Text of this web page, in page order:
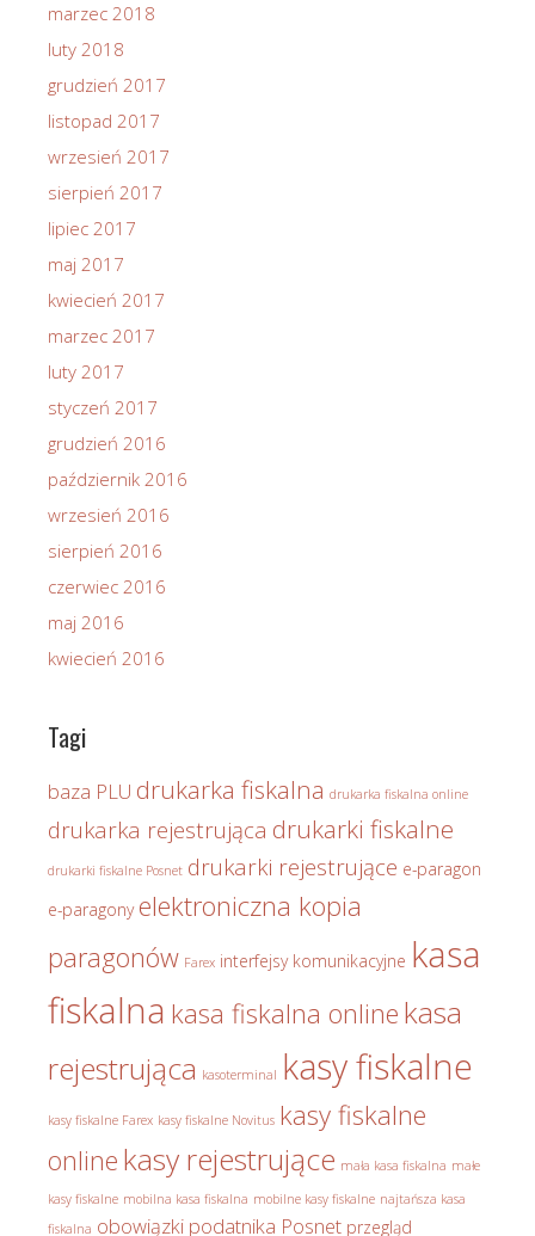
marzec 2018
luty 2018
grudzień 2017
listopad 2017
wrzesień 2017
sierpień 2017
lipiec 2017
maj 2017
kwiecień 2017
marzec 2017
luty 2017
styczeń 2017
grudzień 2016
październik 2016
wrzesień 2016
sierpień 2016
czerwiec 2016
maj 2016
kwiecień 2016
Tagi
baza PLU drukarka fiskalna drukarka fiskalna online
drukarka rejestrująca drukarki fiskalne
drukarki fiskalne Posnet drukarki rejestrujące e-paragon
e-paragony elektroniczna kopia
paragonów Farex interfejsy komunikacyjne kasa
fiskalna kasa fiskalna online kasa
rejestrująca kasoterminal kasy fiskalne
kasy fiskalne Farex kasy fiskalne Novitus kasy fiskalne
online kasy rejestrujące mała kasa fiskalna małe
kasy fiskalne mobilna kasa fiskalna mobilne kasy fiskalne najtańsza kasa
fiskalna obowiązki podatnika Posnet przegląd